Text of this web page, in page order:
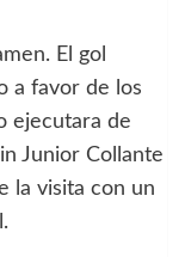
El gol
a favor de los
ejecutara de
Junior Collante
la visita con un